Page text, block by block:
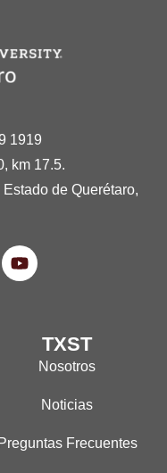
1919
km 17.5.
de Querétaro,
TXST
Nosotros
Noticias
Preguntas Frecuentes